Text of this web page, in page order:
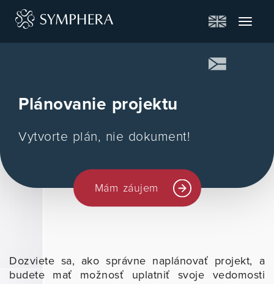
Toggle
Plánovanie projektu
Vytvorte plán, nie dokument!
Mám záujem
Dozviete sa, ako správne naplánovať projekt, a
budete mať možnosť uplatniť svoje vedomosti